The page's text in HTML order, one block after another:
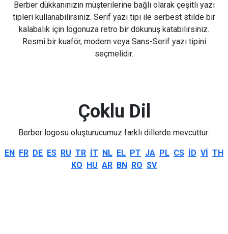
Berber dükkanınızın müşterilerine bağlı olarak çeşitli yazı
tipleri kullanabilirsiniz. Serif yazı tipi ile serbest stilde bir
kalabalık için logonuza retro bir dokunuş katabilirsiniz.
Resmi bir kuaför, modern veya Sans-Serif yazı tipini
seçmelidir.
Çoklu Dil
Berber logosu oluşturucumuz farklı dillerde mevcuttur:
EN FR DE ES RU TR IT NL EL PT JA PL CS ID VI TH
KO HU AR BN RO SV